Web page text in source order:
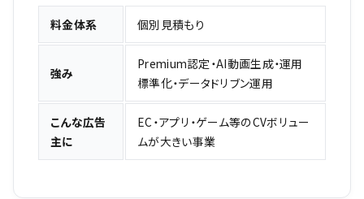
料金体系 個別見積もり
強み
Premium認定・AI動画生成・運用
標準化・データドリブン運用
こんな広告
主に
EC・アプリ・ゲーム等のCVボリュー
ムが大きい事業